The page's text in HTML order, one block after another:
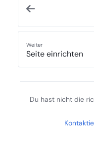
Weiter
Seite einrichten
Du hast nicht die